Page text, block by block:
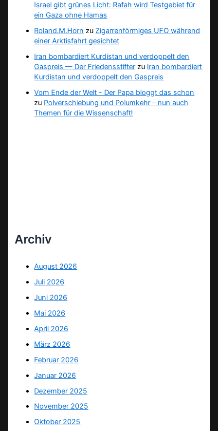
Israel gibt grünes Licht: Rafah wird Testgebiet für
ein Gaza ohne Hamas
Roland.M.Horn zu Zigarrenförmiges UFO während
einer Arktisfahrt gesichtet
Iran bombardiert Kurdistan und verdoppelt den
Gaspreis — Der Friedensstifter zu Iran bombardiert
Kurdistan und verdoppelt den Gaspreis
Vom Ende der Welt - Der Papa bloggt das schon
zu Polverschiebung und Polumkehr – nun auch
Themen für die Wissenschaft!
Archiv
August 2026
Juli 2026
Juni 2026
Mai 2026
April 2026
März 2026
Februar 2026
Januar 2026
Dezember 2025
November 2025
Oktober 2025